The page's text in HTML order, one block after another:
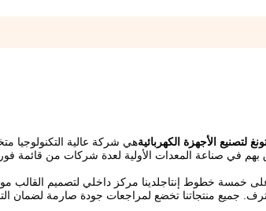
لتصنيع الأجهزة الكهربائية
في صناعة المعدات الأولية لعدة شركات من قائمة
جميع منتجاتنا تخضع لمراجعات جودة صارمة لضمان